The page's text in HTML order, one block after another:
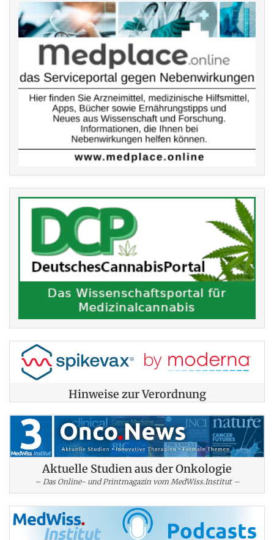
Hinweise zur Verordnung
Aktuelle Studien aus der Onkologie
– Das Online- und Printmagazin vom MedWiss.Institut –